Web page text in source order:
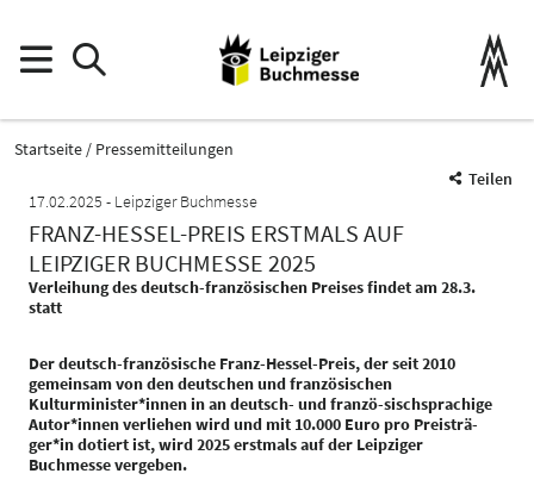
Startseite
Pressemitteilungen
Teilen
17.02.2025
Leipziger Buchmesse
FRANZ-HESSEL-PREIS ERSTMALS AUF
LEIPZIGER BUCHMESSE 2025
Verleihung des deutsch-französischen Preises findet am 28.3.
statt
Der deutsch-französische Franz-Hessel-Preis, der seit 2010
gemeinsam von den deutschen und französischen
Kulturminister*innen in an deutsch- und franzö-sischsprachige
Autor*innen verliehen wird und mit 10.000 Euro pro Preisträ-
ger*in dotiert ist, wird 2025 erstmals auf der Leipziger
Buchmesse vergeben.